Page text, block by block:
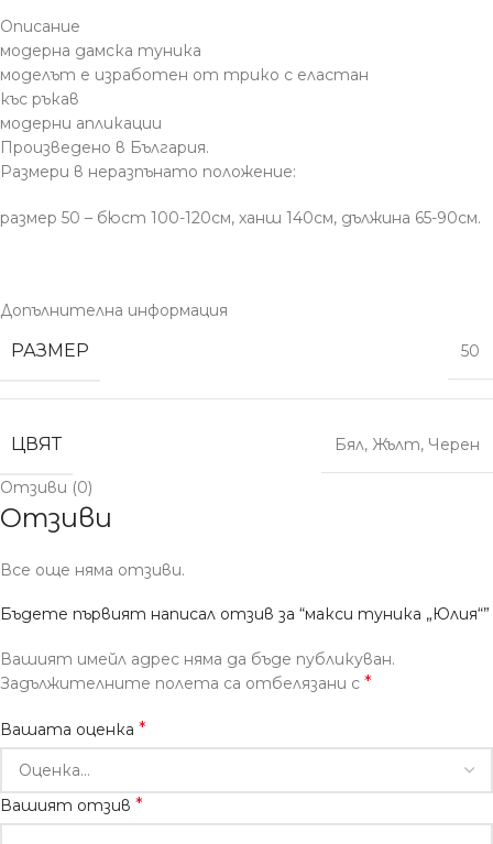
Описание
модерна дамска туника
моделът е изработен от трико с еластан
къс ръкав
модерни апликации
Произведено в България.
Размери в неразпънато положение:
размер 50 – бюст 100-120см, ханш 140см, дължина 65-90см.
Допълнителна информация
РАЗМЕР 50
ЦВЯТ Бял, Жълт, Черен
Отзиви (0)
Отзиви
Все още няма отзиви.
Бъдете първият написал отзив за “макси туника „Юлия“”
Вашият имейл адрес няма да бъде публикуван.
Задължителните полета са отбелязани с *
Вашата оценка *
Вашият отзив *